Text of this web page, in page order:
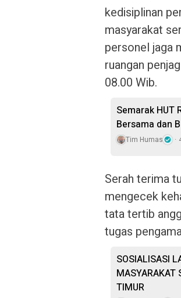
kedisiplinan
masyarakat
personel jaga
ruangan
08.00 Wib.
Semarak HUT
Bersama dan
Tim Humas
Serah terima
mengecek
tata tertib
tugas
SOSIALISASI
MASYARAKAT
TIMUR